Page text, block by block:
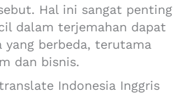
Hal ini sangat penting
dalam terjemahan dapat
berbeda, terutama
dan bisnis.
Indonesia Inggris